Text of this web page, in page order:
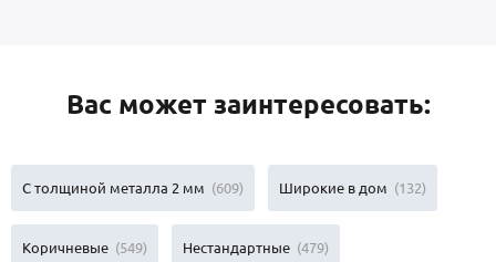
Вас может заинтересовать:
С толщиной металла 2 мм (609) Широкие в дом (132)
Коричневые (549) Нестандартные (479)